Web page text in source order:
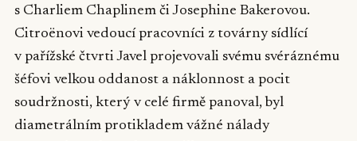
s Charliem Chaplinem či Josephine Bakerovou.
Citroënovi vedoucí pracovníci z továrny sídlící
v pařížské čtvrti Javel projevovali svému svéráznému
šéfovi velkou oddanost a náklonnost a pocit
soudržnosti, který v celé firmě panoval, byl
diametrálním protikladem vážné nálady